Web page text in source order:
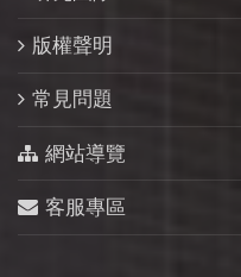
版權聲明
常見問題
網站導覽
客服專區